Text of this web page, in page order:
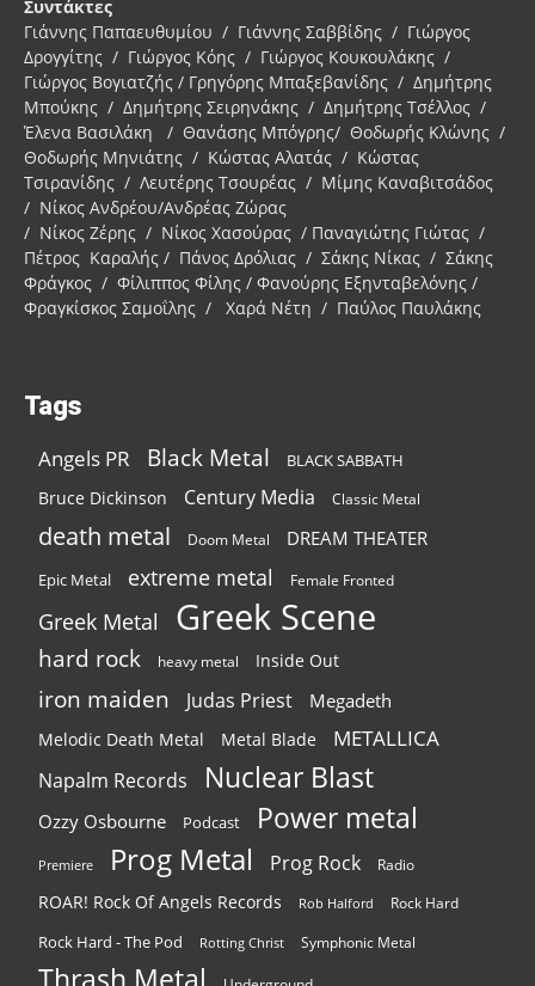
Συντάκτες
Γιάννης Παπαευθυμίου / Γιάννης Σαββίδης / Γιώργος
Δρογγίτης / Γιώργος Κόης / Γιώργος Κουκουλάκης /
Γιώργος Βογιατζής / Γρηγόρης Μπαξεβανίδης / Δημήτρης
Μπούκης / Δημήτρης Σειρηνάκης / Δημήτρης Τσέλλος /
Έλενα Βασιλάκη / Θανάσης Μπόγρης/ Θοδωρής Κλώνης /
Θοδωρής Μηνιάτης / Κώστας Αλατάς / Κώστας
Τσιρανίδης / Λευτέρης Τσουρέας / Μίμης Καναβιτσάδος
/ Νίκος Ανδρέου/Ανδρέας Ζώρας
/ Νίκος Ζέρης / Νίκος Χασούρας / Παναγιώτης Γιώτας /
Πέτρος Καραλής / Πάνος Δρόλιας / Σάκης Νίκας / Σάκης
Φράγκος / Φίλιππος Φίλης / Φανούρης Εξηνταβελόνης /
Φραγκίσκος Σαμοΐλης / Χαρά Νέτη / Παύλος Παυλάκης
Tags
Angels PR Black Metal BLACK SABBATH
Bruce Dickinson Century Media Classic Metal
death metal Doom Metal DREAM THEATER
Epic Metal extreme metal Female Fronted
Greek Metal Greek Scene
hard rock heavy metal Inside Out
iron maiden Judas Priest Megadeth
Melodic Death Metal Metal Blade METALLICA
Napalm Records Nuclear Blast
Ozzy Osbourne Podcast Power metal
Premiere Prog Metal Prog Rock Radio
ROAR! Rock Of Angels Records Rob Halford Rock Hard
Rock Hard - The Pod Rotting Christ Symphonic Metal